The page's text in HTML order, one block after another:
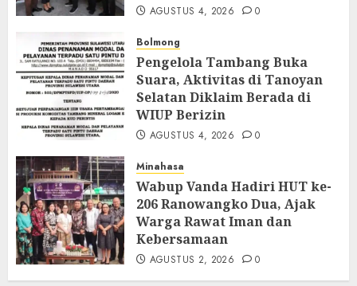
AGUSTUS 4, 2026 0
Bolmong
Pengelola Tambang Buka
Suara, Aktivitas di Tanoyan
Selatan Diklaim Berada di
WIUP Berizin
AGUSTUS 4, 2026 0
Minahasa
Wabup Vanda Hadiri HUT ke-
206 Ranowangko Dua, Ajak
Warga Rawat Iman dan
Kebersamaan
AGUSTUS 2, 2026 0